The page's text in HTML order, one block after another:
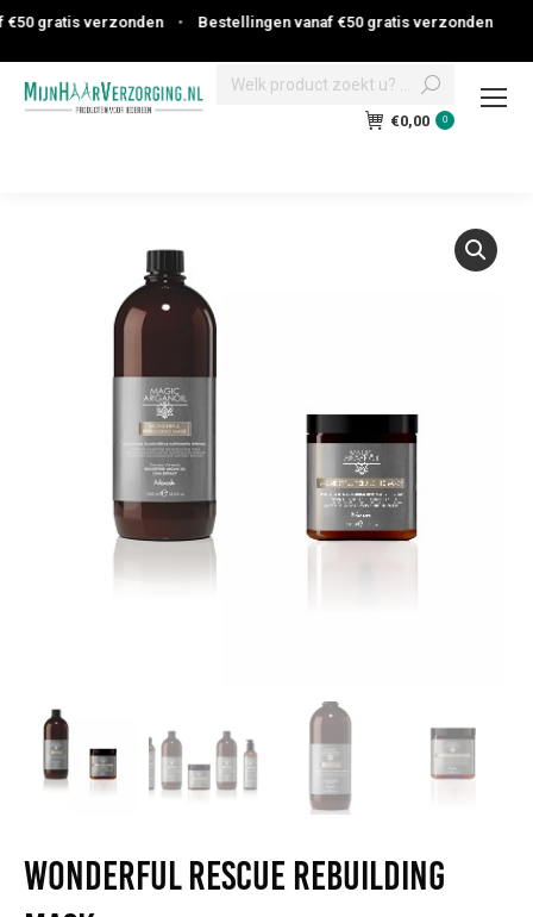
gratis verzonden • Bestellingen vanaf €50 gratis verzonden
Search:
€0,00 0
Wonderful Rescue Rebuilding